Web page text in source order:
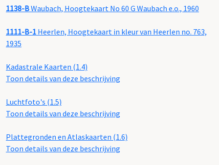
1138-BWaubach, Hoogtekaart No 60 G Waubach e.o., 1960
1111-B-1 Heerlen, Hoogtekaart in kleur van Heerlen no. 763,
1935
Kadastrale Kaarten (1.4)
Toon details van deze beschrijving
Luchtfoto's (1.5)
Toon details van deze beschrijving
Plattegronden en Atlaskaarten (1.6)
Toon details van deze beschrijving